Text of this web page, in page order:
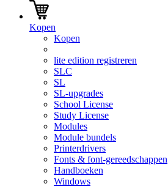
Kopen
Kopen
lite edition registreren
SLC
SL
SL-upgrades
School License
Study License
Modules
Module bundels
Printerdrivers
Fonts & font-gereedschappen
Handboeken
Windows